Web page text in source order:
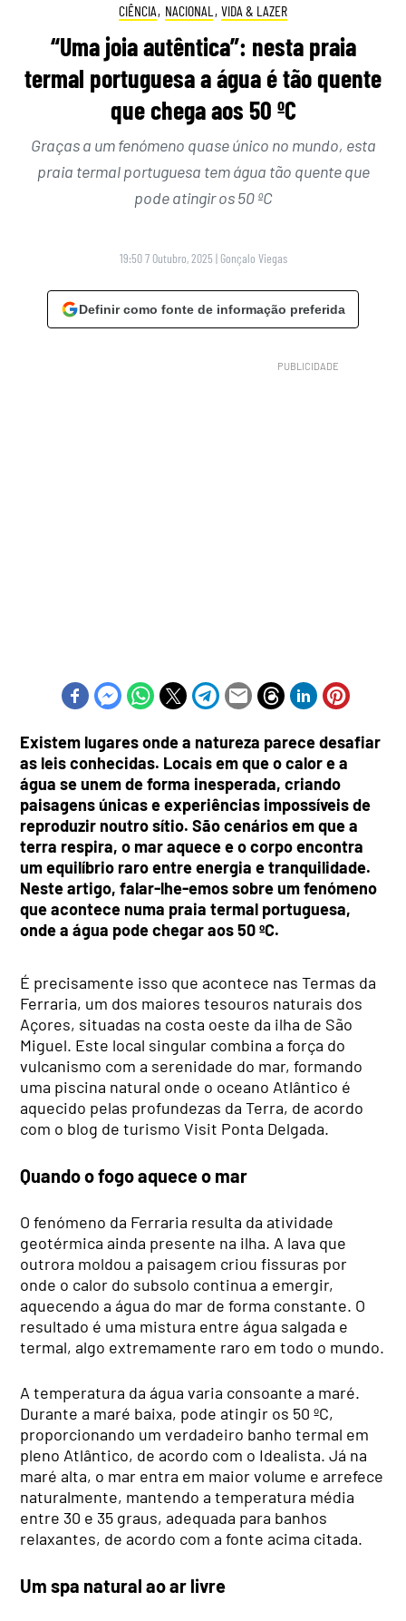
CIÊNCIA, NACIONAL , VIDA & LAZER
“Uma joia autêntica”: nesta praia
termal portuguesa a água é tão quente
que chega aos 50 ºC
Graças a um fenómeno quase único no mundo, esta
praia termal portuguesa tem água tão quente que
pode atingir os 50 ºC
19:50 7 Outubro, 2025 | Gonçalo Viegas
Definir como fonte de informação preferida
Existem lugares onde a natureza parece desafiar
as leis conhecidas. Locais em que o calor e a
água se unem de forma inesperada, criando
paisagens únicas e experiências impossíveis de
reproduzir noutro sítio. São cenários em que a
terra respira, o mar aquece e o corpo encontra
um equilíbrio raro entre energia e tranquilidade.
Neste artigo, falar-lhe-emos sobre um fenómeno
que acontece numa praia termal portuguesa,
onde a água pode chegar aos 50 ºC.
É precisamente isso que acontece nas Termas da
Ferraria, um dos maiores tesouros naturais dos
Açores, situadas na costa oeste da ilha de São
Miguel. Este local singular combina a força do
vulcanismo com a serenidade do mar, formando
uma piscina natural onde o oceano Atlântico é
aquecido pelas profundezas da Terra, de acordo
com o blog de turismo Visit Ponta Delgada.
Quando o fogo aquece o mar
O fenómeno da Ferraria resulta da atividade
geotérmica ainda presente na ilha. A lava que
outrora moldou a paisagem criou fissuras por
onde o calor do subsolo continua a emergir,
aquecendo a água do mar de forma constante. O
resultado é uma mistura entre água salgada e
termal, algo extremamente raro em todo o mundo.
A temperatura da água varia consoante a maré.
Durante a maré baixa, pode atingir os 50 ºC,
proporcionando um verdadeiro banho termal em
pleno Atlântico, de acordo com o Idealista. Já na
maré alta, o mar entra em maior volume e arrefece
naturalmente, mantendo a temperatura média
entre 30 e 35 graus, adequada para banhos
relaxantes, de acordo com a fonte acima citada.
Um spa natural ao ar livre